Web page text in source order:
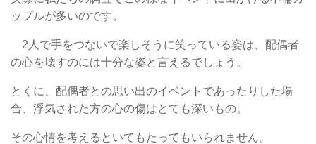
ップルが多いのです。
2人で手をつないで楽しそうに笑っている姿は、配偶者
の心を壊すのには十分な姿と言えるでしょう。
とくに、配偶者との思い出のイベントであったりした場
合、浮気された方の心の傷はとても深いもの。
その心情を考えるといてもたってもいられません。